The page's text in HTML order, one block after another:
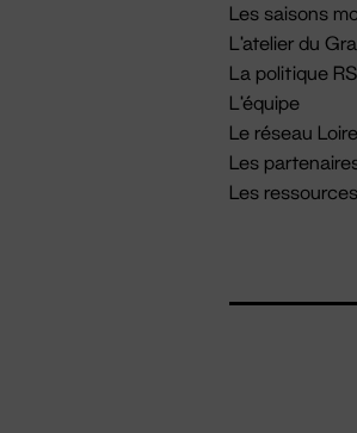
Les saisons
L'atelier du
La politique
L'équipe
Le réseau
Les
Les ressources